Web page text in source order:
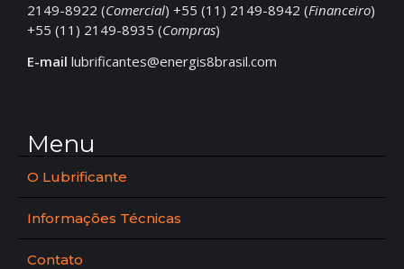
2149-8922 (Comercial) +55 (11) 2149-8942 (Financeiro)
+55 (11) 2149-8935 (Compras)
E-mail lubrificantes@energis8brasil.com
Menu
O Lubrificante
Informações Técnicas
Contato